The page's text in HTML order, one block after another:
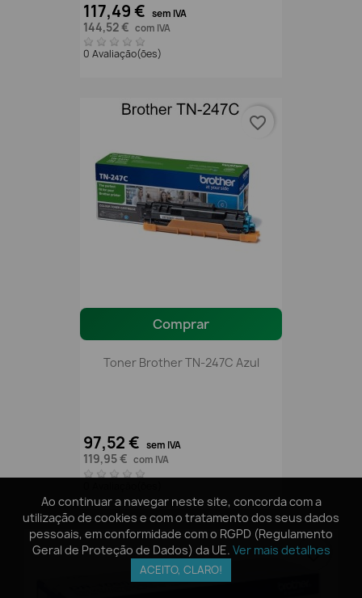
Ao continuar a navegar neste site, concorda com a
utilização de cookies e com o tratamento dos seus dados
pessoais, em conformidade com o RGPD (Regulamento
Geral de Proteção de Dados) da UE. Ver mais detalhes
ACEITO, CLARO!
117,49 € sem IVA
144,52 € com IVA
0 Avaliação(ões)
Comprar
Toner Brother TN-247C Azul
97,52 € sem IVA
119,95 € com IVA
favorite_border
favorite_border
Ao continuar a navegar neste site, concorda com a
utilização de cookies e com o tratamento dos seus dados
pessoais, em conformidade com o RGPD (Regulamento
Geral de Proteção de Dados) da UE. Ver mais detalhes
ACEITO, CLARO!